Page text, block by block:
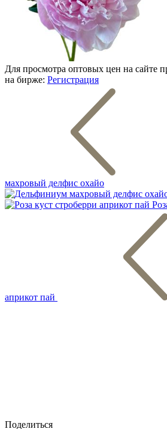
Для просмотра оптовых цен на сайте
на бирже: Регистрация
махровый делфис охайо
априкот пай
Поделиться